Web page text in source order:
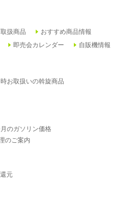
扱商品
おすすめ商品情報
即売会カレンダー 自販機情報
お取扱いの斡旋商品
のガソリン価格
のご案内
元